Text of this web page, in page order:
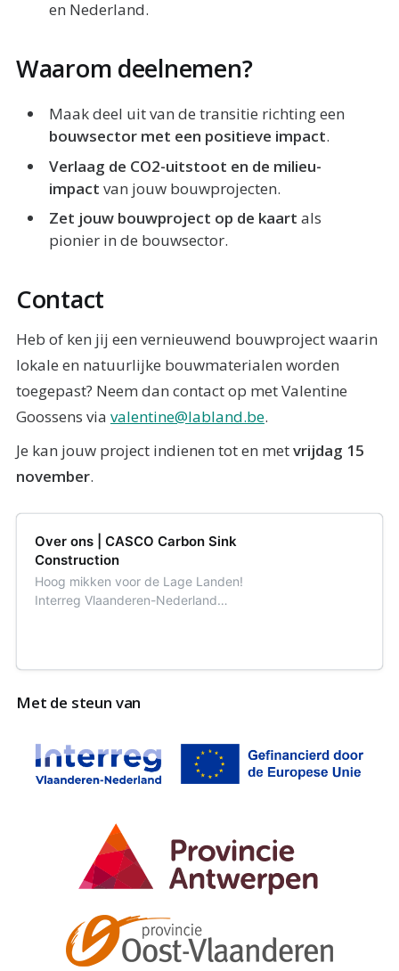
en Nederland.
Waarom deelnemen?
Maak deel uit van de transitie richting een
bouwsector met een positieve impact.
Verlaag de CO2-uitstoot en de milieu-
impact van jouw bouwprojecten.
Zet jouw bouwproject op de kaart als
pionier in de bouwsector.
Contact
Heb of ken jij een vernieuwend bouwproject waarin
lokale en natuurlijke bouwmaterialen worden
toegepast? Neem dan contact op met Valentine
Goossens via valentine@labland.be.
Je kan jouw project indienen tot en metvrijdag 15
november.
Over ons | CASCO Carbon Sink
Construction
Hoog mikken voor de Lage Landen!
Interreg Vlaanderen-Nederland
Met de steun van